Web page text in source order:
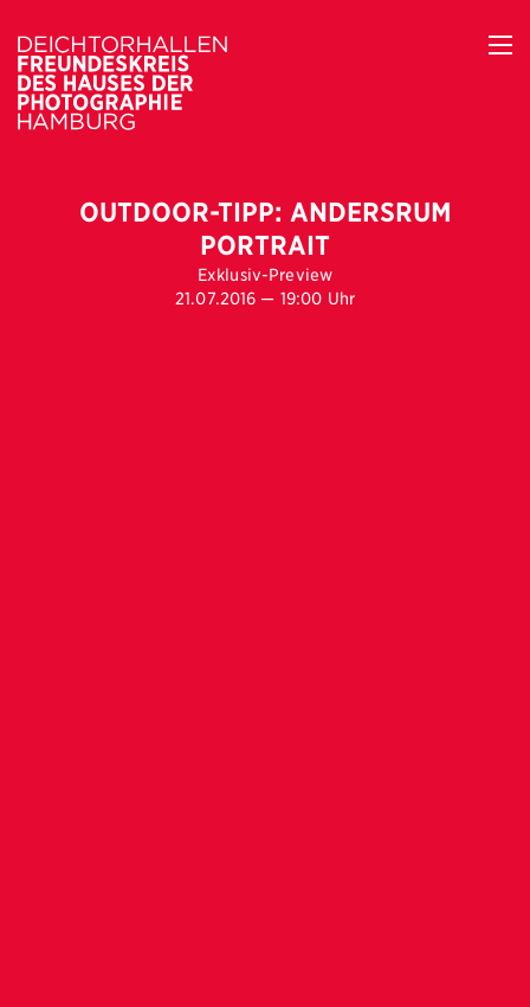
OUTDOOR-TIPP: ANDERSRUM
PORTRAIT
Exklusiv-Preview
21.07.2016 — 19:00 Uhr